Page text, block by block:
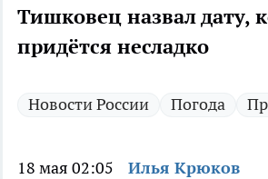
Тишковец назвал дату,
придётся несладко
Новости России Погода
18 мая 02:05 Илья Крюков